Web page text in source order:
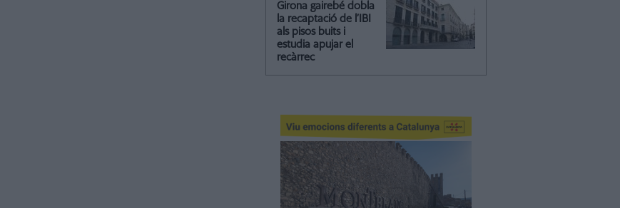
Girona gairebé dobla
la recaptació de l’IBI
als pisos buits i
estudia apujar el
recàrrec